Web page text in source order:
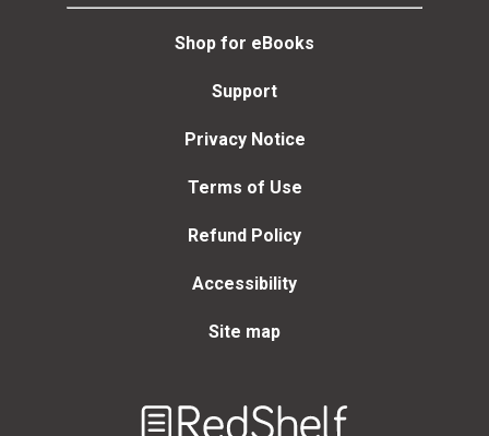
Shop for eBooks
Support
Privacy Notice
Terms of Use
Refund Policy
Accessibility
Site map